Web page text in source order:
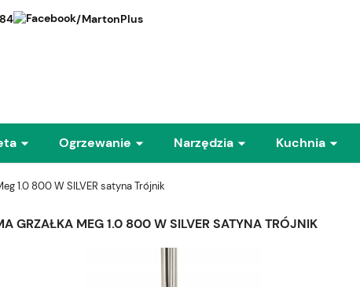
/MartonPlus
Ogrzewanie Narzędzia Kuchnia
1.0 800 W SILVER satyna Trójnik
GRZAŁKA MEG 1.0 800 W SILVER SATYNA TRÓJNIK